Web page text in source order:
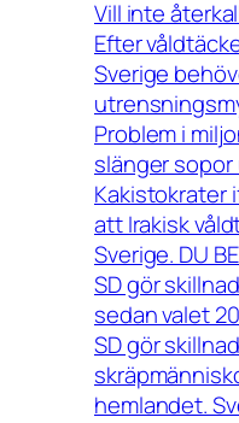
Vill inte
Efter
Sverige
Problem i
slänger
Kakistokrater
att Irakisk
Sverige. DU
SD gör
sedan valet
SD gör
hemlandet.